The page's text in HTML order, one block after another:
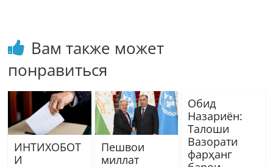
Вам также может
понравиться
ИНТИХОБОТ
И
Пешвои
миллат
Обид
Назариён:
Талоши
Вазорати
фарҳанг